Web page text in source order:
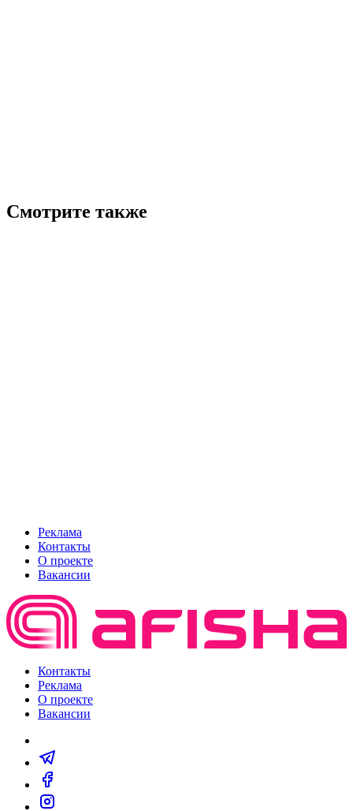
Смотрите также
Реклама
Контакты
О проекте
Вакансии
Контакты
Реклама
О проекте
Вакансии